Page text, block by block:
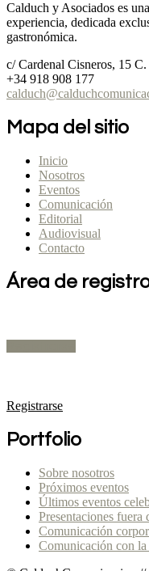
Calduch y Asociados es
experiencia, dedicada
gastronómica.
c/ Cardenal Cisneros, 15
+34 918 908 177
Mapa del sitio
Inicio
Nosotros
Eventos
Comunicación
Editorial
Audiovisual
Contacto
Área de
Registrarse
Portfolio
Sobre nosotros
Próximos eventos
Últimos eventos
Presentaciones fuera
Comunicación
Comunicación con la